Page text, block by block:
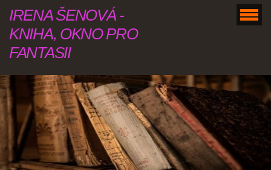
IRENA ŠENOVÁ -
KNIHA, OKNO PRO
FANTASII